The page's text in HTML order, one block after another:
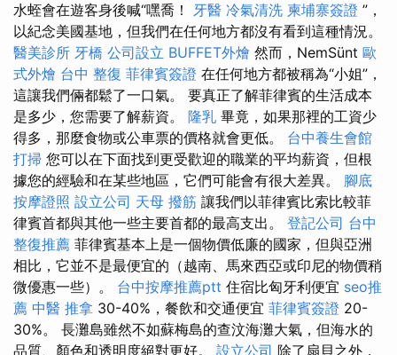
水蛭會在遊客身後喊“嘿喬！ 牙醫 冷氣清洗 柬埔寨簽證 ”，
以紀念美國基地，但我們在任何地方都沒有看到這種情況。
醫美診所 牙橋 公司設立 BUFFET外燴 然而，NemSünt 歐
式外燴 台中 整復 菲律賓簽證 在任何地方都被稱為“小姐”，
這讓我們倆都鬆了一口氣。 要真正了解菲律賓的生活成本
是多少，您需要了解薪資。 隆乳 畢竟，如果那裡的工資少
得多，那麼食物或公車票的價格就會更低。 台中養生會館
打掃 您可以在下面找到更受歡迎的職業的平均薪資，但根
據您的經驗和在某些地區，它們可能會有很大差異。 腳底
按摩證照 設立公司 天母 撥筋 讓我們以菲律賓比索比較菲
律賓首都與其他一些主要首都的最高支出。 登記公司 台中
整復推薦 菲律賓基本上是一個物價低廉的國家，但與亞洲
相比，它並不是最便宜的（越南、馬來西亞或印尼的物價稍
微優惠一些）。 台中按摩推薦ptt 住宿比匈牙利便宜 seo推
薦 中醫 推拿 30-40%，餐飲和交通便宜 菲律賓簽證 20-
30%。 長灘島雖然不如蘇梅島的查汶海灘大氣，但海水的
品質、顏色和透明度絕對更好。 設立公司 除了扇貝之外，